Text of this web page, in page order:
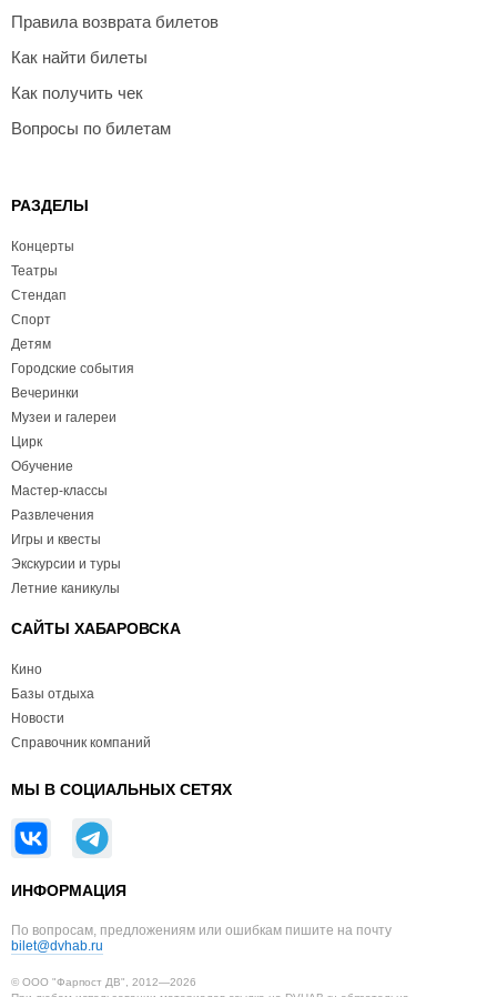
Правила возврата билетов
Как найти билеты
Как получить чек
Вопросы по билетам
РАЗДЕЛЫ
Концерты
Театры
Стендап
Спорт
Детям
Городские события
Вечеринки
Музеи и галереи
Цирк
Обучение
Мастер-классы
Развлечения
Игры и квесты
Экскурсии и туры
Летние каникулы
САЙТЫ ХАБАРОВСКА
Кино
Базы отдыха
Новости
Справочник компаний
МЫ В СОЦИАЛЬНЫХ СЕТЯХ
ИНФОРМАЦИЯ
По вопросам, предложениям или ошибкам пишите на почту
bilet@dvhab.ru
© ООО "Фарпост ДВ", 2012—2026